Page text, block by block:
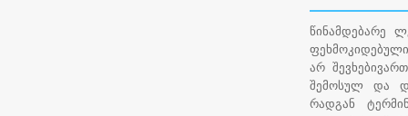
წინამდებარე
არ
შემოსულ და
რადგან